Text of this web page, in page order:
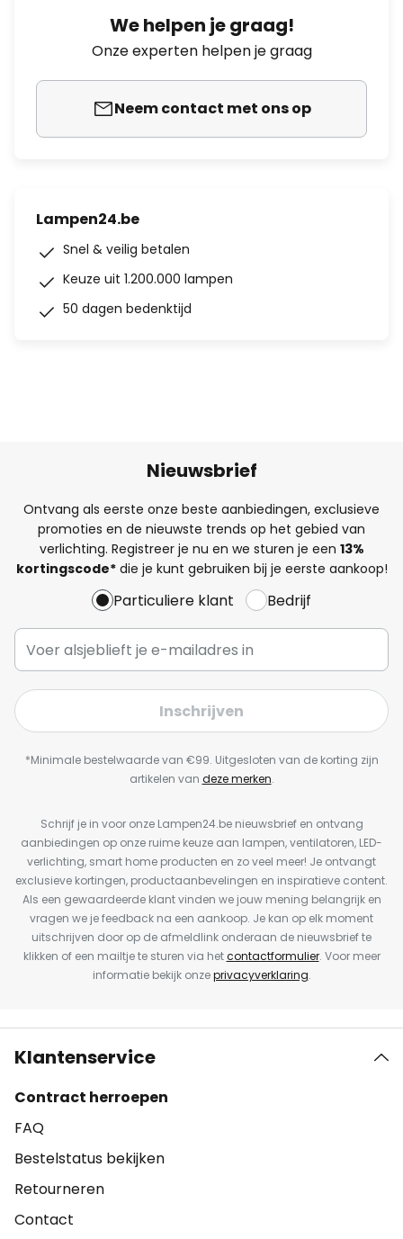
We helpen je graag!
Onze experten helpen je graag
Neem contact met ons op
Lampen24.be
Snel & veilig betalen
Keuze uit 1.200.000 lampen
50 dagen bedenktijd
Nieuwsbrief
Ontvang als eerste onze beste aanbiedingen, exclusieve
promoties en de nieuwste trends op het gebied van
verlichting. Registreer je nu en we sturen je een 13%
kortingscode*die je kunt gebruiken bij je eerste aankoop!
Particuliere klant Bedrijf
Inschrijven
*Minimale bestelwaarde van €99. Uitgesloten van de korting zijn
artikelen van deze merken.
Schrijf je in voor onze Lampen24.be nieuwsbrief en ontvang
aanbiedingen op onze ruime keuze aan lampen, ventilatoren, LED-
verlichting, smart home producten en zo veel meer! Je ontvangt
exclusieve kortingen, productaanbevelingen en inspiratieve content.
Als een gewaardeerde klant vinden we jouw mening belangrijk en
vragen we je feedback na een aankoop. Je kan op elk moment
uitschrijven door op de afmeldlink onderaan de nieuwsbrief te
klikken of een mailtje te sturen via hetcontactformulier. Voor meer
informatie bekijk onzeprivacyverklaring.
Klantenservice
Contract herroepen
FAQ
Bestelstatus bekijken
Retourneren
Contact